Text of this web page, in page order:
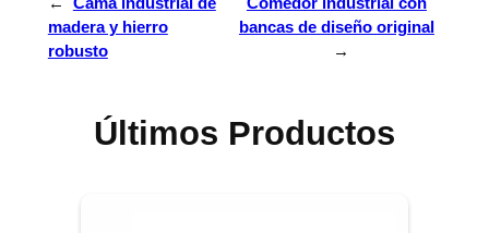
madera y hierro
robusto
bancas de diseño original
→
Últimos Productos